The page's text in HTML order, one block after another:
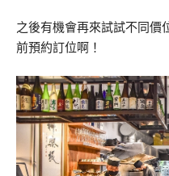
之後有機會再來試試不同價
前預約訂位啊！